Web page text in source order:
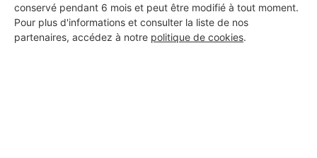
conservé pendant 6 mois et peut être modifié à tout moment.
Pour plus d'informations et consulter la liste de nos
partenaires, accédez à notre politique de cookies.